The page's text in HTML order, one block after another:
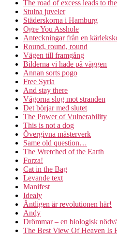
The road of excess leads to
Stulna juveler
Städerskorna i Hamburg
Ogre You Asshole
Anteckningar från en
Round, round, round
Vägen till framgång
Bilderna vi hade på väggen
Annan sorts pogo
Free Syria
And stay there
Vågorna slog mot stranden
Det börjar med slutet
The Power of Vulnerability
This is not a dog
Övergivna mästerverk
Same old question…
The Wretched of the Earth
Forza!
Cat in the Bag
Levande text
Manifest
Idealy
Äntligen är revolutionen här!
Andy
Drömmar – en biologisk
The Best View Of Heaven Is